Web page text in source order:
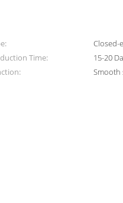
Closed-
Time:
15-20
Smooth